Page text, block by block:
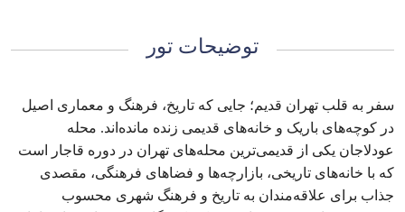
توضیحات تور
سفر به قلب تهران قدیم؛ جایی که تاریخ، فرهنگ و معماری اصیل
در کوچه‌های باریک و خانه‌های قدیمی زنده مانده‌اند. محله
عودلاجان یکی از قدیمی‌ترین محله‌های تهران در دوره قاجار است
که با خانه‌های تاریخی، بازارچه‌ها و فضاهای فرهنگی، مقصدی
جذاب برای علاقه‌مندان به تاریخ و فرهنگ شهری محسوب